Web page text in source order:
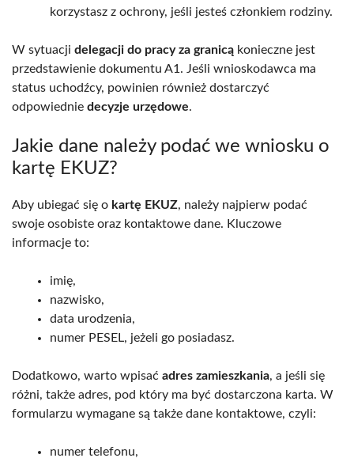
korzystasz z ochrony, jeśli jesteś członkiem rodziny.
W sytuacji delegacji do pracy za granicą konieczne jest
przedstawienie dokumentu A1. Jeśli wnioskodawca ma
status uchodźcy, powinien również dostarczyć
odpowiednie decyzje urzędowe.
Jakie dane należy podać we wniosku o
kartę EKUZ?
Aby ubiegać się o kartę EKUZ, należy najpierw podać
swoje osobiste oraz kontaktowe dane. Kluczowe
informacje to:
imię,
nazwisko,
data urodzenia,
numer PESEL, jeżeli go posiadasz.
Dodatkowo, warto wpisać adres zamieszkania, a jeśli się
różni, także adres, pod który ma być dostarczona karta. W
formularzu wymagane są także dane kontaktowe, czyli:
numer telefonu,